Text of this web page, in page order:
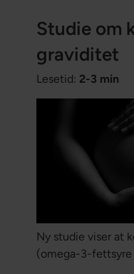
Studie om
graviditet
Lesetid: 2-3 min
Ny studie viser at
(omega-3-fettsyre